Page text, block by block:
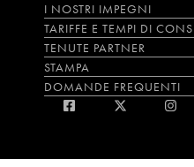
I NOSTRI IMPEGNI
TARIFFE E TEMPI DI
TENUTE PARTNER
STAMPA
DOMANDE FREQUENTI